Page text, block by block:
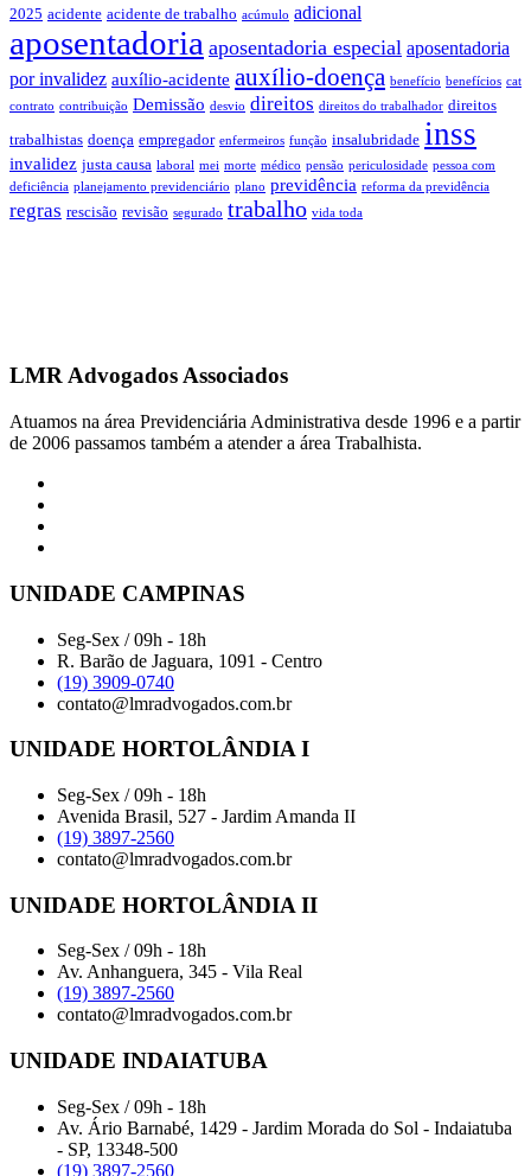
2025 acidente acidente de trabalho acúmulo adicional
aposentadoria aposentadoria especial aposentadoria
por invalidez auxílio-acidente auxílio-doença benefício benefícios cat
contrato contribuição Demissão desvio direitos direitos do trabalhador direitos
trabalhistas doença empregador enfermeiros função insalubridade inss
invalidez justa causa laboral mei morte médico pensão periculosidade pessoa com
deficiência planejamento previdenciário plano previdência reforma da previdência
regras rescisão revisão segurado trabalho vida toda
LMR Advogados Associados
Atuamos na área Previdenciária Administrativa desde 1996 e a partir
de 2006 passamos também a atender a área Trabalhista.
UNIDADE CAMPINAS
Seg-Sex / 09h - 18h
R. Barão de Jaguara, 1091 - Centro
(19) 3909-0740
contato@lmradvogados.com.br
UNIDADE HORTOLÂNDIA I
Seg-Sex / 09h - 18h
Avenida Brasil, 527 - Jardim Amanda II
(19) 3897-2560
contato@lmradvogados.com.br
UNIDADE HORTOLÂNDIA II
Seg-Sex / 09h - 18h
Av. Anhanguera, 345 - Vila Real
(19) 3897-2560
contato@lmradvogados.com.br
UNIDADE INDAIATUBA
Seg-Sex / 09h - 18h
Av. Ário Barnabé, 1429 - Jardim Morada do Sol - Indaiatuba
- SP, 13348-500
(19) 3897-2560